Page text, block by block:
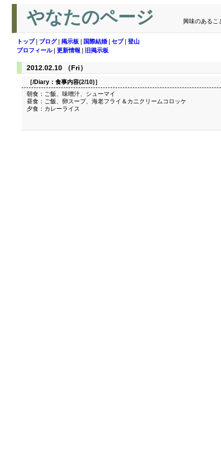
やなたのページ 興味のあるこ
トップ| ブログ| 掲示板 国際結婚 セブ| 登山
プロフィール| 更新情報 旧掲示板
2012.02.10 （Fri）
［/Diary： 食事内容(2/10)］
朝食：ご飯、味噌汁、シューマイ
昼食：ご飯、卵スープ、海老フライ＆カニクリームコロッケ
夕食：カレーライス